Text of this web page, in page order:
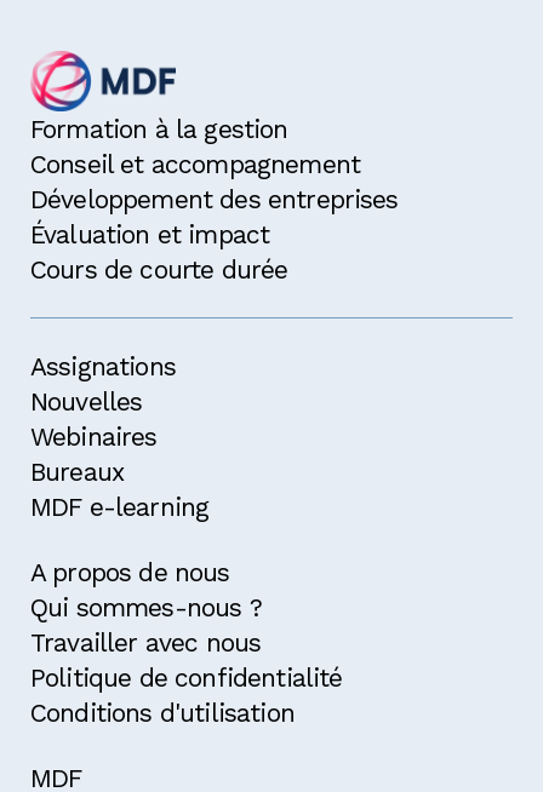
Formation à la gestion
Conseil et accompagnement
Développement des entreprises
Évaluation et impact
Cours de courte durée
Assignations
Nouvelles
Webinaires
Bureaux
MDF e-learning
A propos de nous
Qui sommes-nous ?
Travailler avec nous
Politique de confidentialité
Conditions d'utilisation
MDF